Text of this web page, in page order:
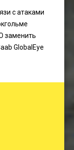
с атаками
заменить
GlobalEye